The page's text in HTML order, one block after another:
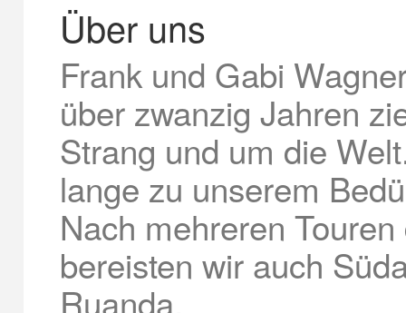
Über uns
Frank und Gabi
über zwanzig Jahren
Strang und um die
lange zu unserem
Nach mehreren
bereisten wir auch
Ruanda.